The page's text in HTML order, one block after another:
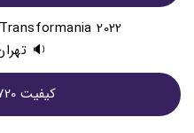
2022
🔉
کیفیت 720 وب دی ال